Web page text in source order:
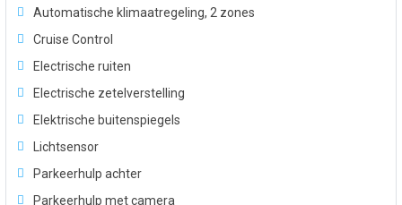
Automatische klimaatregeling, 2 zones
Cruise Control
Electrische ruiten
Electrische zetelverstelling
Elektrische buitenspiegels
Lichtsensor
Parkeerhulp achter
Parkeerhulp met camera